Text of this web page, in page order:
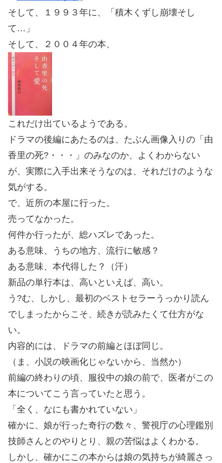
そして、１９９３年に、「積木くずし崩壊そし
て…」
そして、２００４年の本、
これだけ出ているようである。
ドラマの後編にあたるのは、たぶん画像入りの「由
香里の死?・・・」のみなのか、よくわからない
が、実際に入手出来そうなのは、それだけのような
気がする。
で、近所の本屋に行った。
売ってなかった。
何件か行ったが、総ハズレであった。
ある意味、うちの地方、流行に敏感？
ある意味、本代得した？（汗）
新品の単行本は、高いといえば、高い。
う?む、しかし、最初のベストセラーうっかり読ん
でしまったからこそ、続きが読みたくて仕方がな
い。
内容的には、ドラマの前編とほぼ同じ。
（ま、小説の映画化じゃないから、当然か）
前編の終わりの頃、服役中の娘の前で、医者がこの
本についてこう言っていたと思う。
「全く、なにも書かれていない」
確かに、娘が行った奇行の数々、警視庁の心理鑑別
技師さんとのやりとり、親の苦悩はよくわかる。
しかし、確かにこの本からは娘の気持ちが綺麗さっ